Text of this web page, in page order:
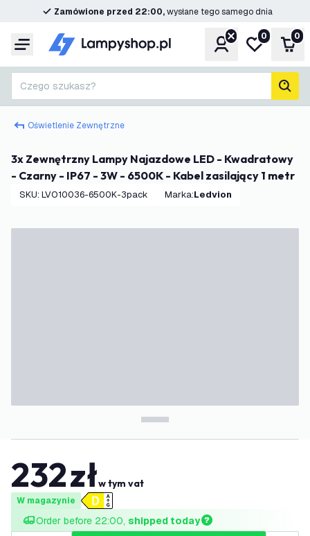
Zamówione przed 22:00,wysłane tego samego dnia
Menu KontoMoja lista
0 0
Czego szukasz?
Oświetlenie Zewnętrzne
3x Zewnętrzny Lampy Najazdowe LED - Kwadratowy
- Czarny - IP67 - 3W - 6500K - Kabel zasilający 1 metr
SKU: LVO10036-6500K-3pack Marka: Ledvion
232złw tym vat
W magazynie
Order before 22:00, shipped today